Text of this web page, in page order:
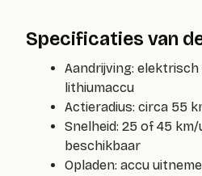
Specificaties van
Aandrijving:
lithiumaccu
Actieradius: circa 55
Snelheid: 25 of 45
beschikbaar
Opladen: accu